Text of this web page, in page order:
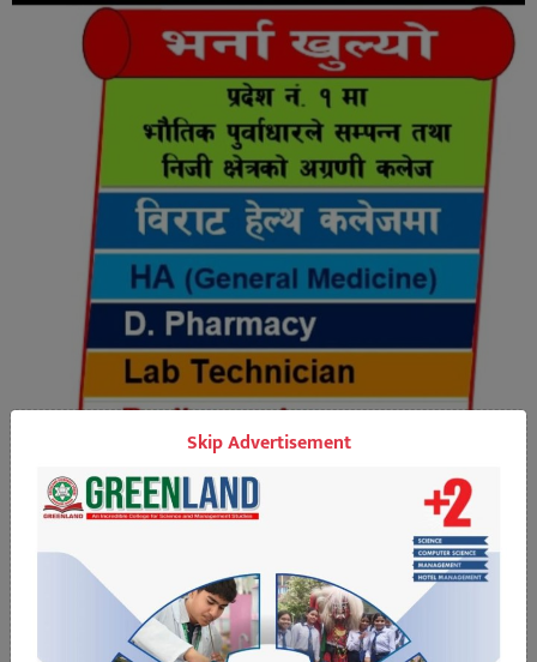
Skip Advertisement